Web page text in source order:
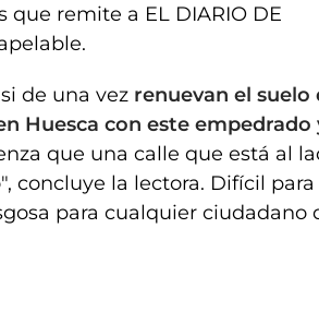
que remite a EL DIARIO DE
de una vez renuevan el suelo
Huesca con este empedrado
que una calle que está al
concluye la lectora. Difícil para
para cualquier ciudadano